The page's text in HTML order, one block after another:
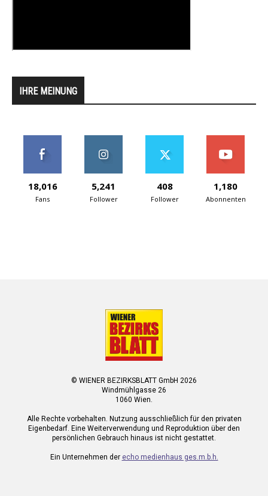
IHRE MEINUNG
18,016
Fans
5,241
Follower
408
Follower
1,180
Abonnenten
© WIENER BEZIRKSBLATT GmbH 2026
Windmühlgasse 26
1060 Wien.
Alle Rechte vorbehalten. Nutzung ausschließlich für den privaten
Eigenbedarf. Eine Weiterverwendung und Reproduktion über den
persönlichen Gebrauch hinaus ist nicht gestattet.
Ein Unternehmen der echo medienhaus ges.m.b.h.